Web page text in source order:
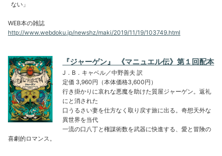
ない」
WEB本の雑誌
http://www.webdoku.jp/newshz/maki/2019/11/19/103749.html
『ジャーゲン』 《マニュエル伝》第１回配本
J．B．キャベル／中野善夫 訳
定価 3,960円（本体価格3,600円）
行き掛かりに哀れな悪魔を助けた質屋ジャーゲン。返礼
にと消された
口うるさい妻を仕方なく取り戻す旅に出る。奇想天外な
異世界を当代
一流の口八丁と権謀術数を武器に快進する、愛と冒険の
喜劇的ロマンス。